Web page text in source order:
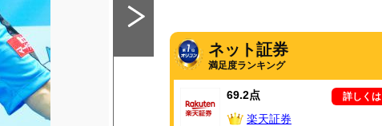
ネット証券
満足度ランキング
69.2点 詳しくは
楽天証券